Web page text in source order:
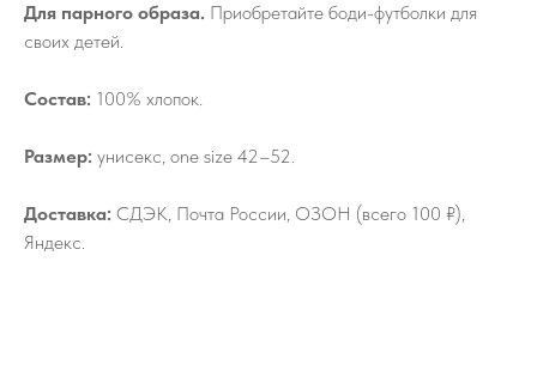
Для парного образа. Приобретайте боди-футболки для
своих детей.
Состав: 100% хлопок.
Размер: унисекс, one size 42–52.
Доставка: СДЭК, Почта России, ОЗОН (всего 100 ₽),
Яндекс.